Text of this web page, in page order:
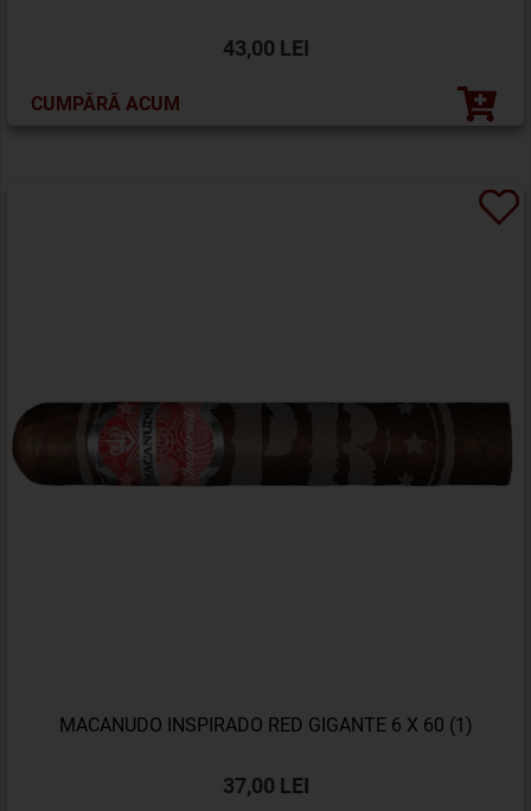
43,00 LEI
CUMPĂRĂ ACUM
MACANUDO INSPIRADO RED GIGANTE 6 X 60 (1)
37,00 LEI